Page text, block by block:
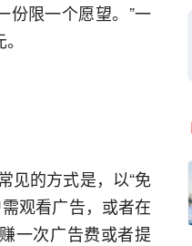
份限一个愿望。”一
见的方式是，以“免
观看广告，或者在
一次广告费或者提